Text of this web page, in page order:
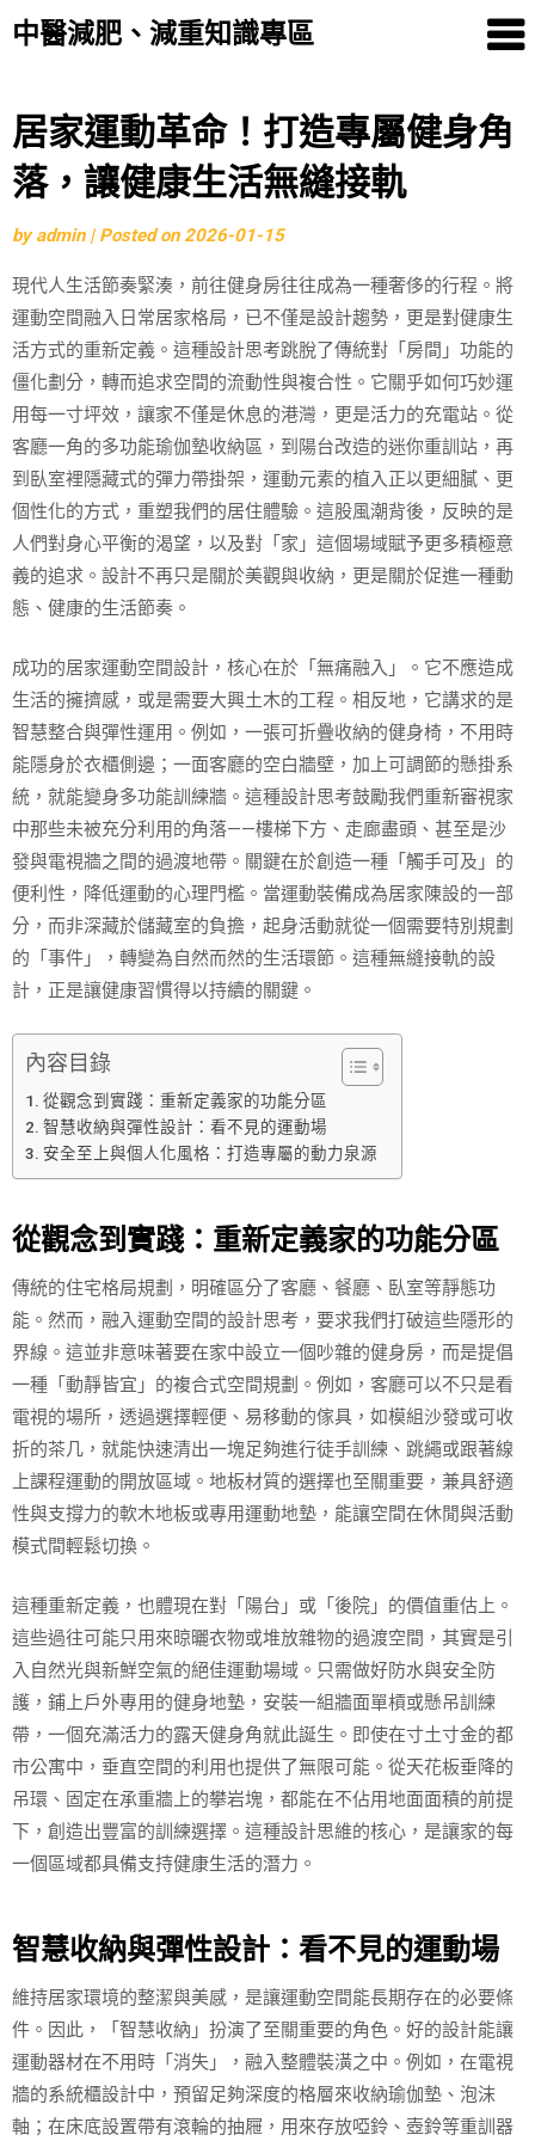
中醫減肥、減重知識專區
Skip
to
content
居家運動革命！打造專屬健身角
落，讓健康生活無縫接軌
byadmin | Posted on2026-01-15
現代人生活節奏緊湊，前往健身房往往成為一種奢侈的行程。將
運動空間融入日常居家格局，已不僅是設計趨勢，更是對健康生
活方式的重新定義。這種設計思考跳脫了傳統對「房間」功能的
僵化劃分，轉而追求空間的流動性與複合性。它關乎如何巧妙運
用每一寸坪效，讓家不僅是休息的港灣，更是活力的充電站。從
客廳一角的多功能瑜伽墊收納區，到陽台改造的迷你重訓站，再
到臥室裡隱藏式的彈力帶掛架，運動元素的植入正以更細膩、更
個性化的方式，重塑我們的居住體驗。這股風潮背後，反映的是
人們對身心平衡的渴望，以及對「家」這個場域賦予更多積極意
義的追求。設計不再只是關於美觀與收納，更是關於促進一種動
態、健康的生活節奏。
成功的居家運動空間設計，核心在於「無痛融入」。它不應造成
生活的擁擠感，或是需要大興土木的工程。相反地，它講求的是
智慧整合與彈性運用。例如，一張可折疊收納的健身椅，不用時
能隱身於衣櫃側邊；一面客廳的空白牆壁，加上可調節的懸掛系
統，就能變身多功能訓練牆。這種設計思考鼓勵我們重新審視家
中那些未被充分利用的角落——樓梯下方、走廊盡頭、甚至是沙
發與電視牆之間的過渡地帶。關鍵在於創造一種「觸手可及」的
便利性，降低運動的心理門檻。當運動裝備成為居家陳設的一部
分，而非深藏於儲藏室的負擔，起身活動就從一個需要特別規劃
的「事件」，轉變為自然而然的生活環節。這種無縫接軌的設
計，正是讓健康習慣得以持續的關鍵。
內容目錄
從觀念到實踐：重新定義家的功能分區
智慧收納與彈性設計：看不見的運動場
安全至上與個人化風格：打造專屬的動力泉源
從觀念到實踐：重新定義家的功能分區
傳統的住宅格局規劃，明確區分了客廳、餐廳、臥室等靜態功
能。然而，融入運動空間的設計思考，要求我們打破這些隱形的
界線。這並非意味著要在家中設立一個吵雜的健身房，而是提倡
一種「動靜皆宜」的複合式空間規劃。例如，客廳可以不只是看
電視的場所，透過選擇輕便、易移動的傢具，如模組沙發或可收
折的茶几，就能快速清出一塊足夠進行徒手訓練、跳繩或跟著線
上課程運動的開放區域。地板材質的選擇也至關重要，兼具舒適
性與支撐力的軟木地板或專用運動地墊，能讓空間在休閒與活動
模式間輕鬆切換。
這種重新定義，也體現在對「陽台」或「後院」的價值重估上。
這些過往可能只用來晾曬衣物或堆放雜物的過渡空間，其實是引
入自然光與新鮮空氣的絕佳運動場域。只需做好防水與安全防
護，鋪上戶外專用的健身地墊，安裝一組牆面單槓或懸吊訓練
帶，一個充滿活力的露天健身角就此誕生。即使在寸土寸金的都
市公寓中，垂直空間的利用也提供了無限可能。從天花板垂降的
吊環、固定在承重牆上的攀岩塊，都能在不佔用地面面積的前提
下，創造出豐富的訓練選擇。這種設計思維的核心，是讓家的每
一個區域都具備支持健康生活的潛力。
智慧收納與彈性設計：看不見的運動場
維持居家環境的整潔與美感，是讓運動空間能長期存在的必要條
件。因此，「智慧收納」扮演了至關重要的角色。好的設計能讓
運動器材在不用時「消失」，融入整體裝潢之中。例如，在電視
牆的系統櫃設計中，預留足夠深度的格層來收納瑜伽墊、泡沫
軸；在床底設置帶有滾輪的抽屜，用來存放啞鈴、壺鈴等重訓器